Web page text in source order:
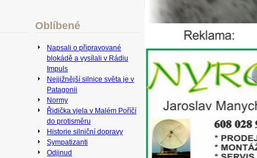
Oblíbené
Napsali o připravované
blokádě a vysílali v Rádiu
Impuls
Nejjižnější silnice světa je v
Patagonii
Normy
Řidička vjela v Malém Poříčí
do protisměru
Historie silniční dopravy
Sympatizanti
Odjinud